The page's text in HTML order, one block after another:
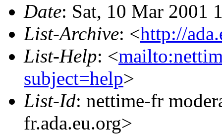
Date: Sat, 10 Mar 2001
List-Archive: <http://
List-Help: <
subject=help>
List-Id: nettime-fr
fr.ada.eu.org>